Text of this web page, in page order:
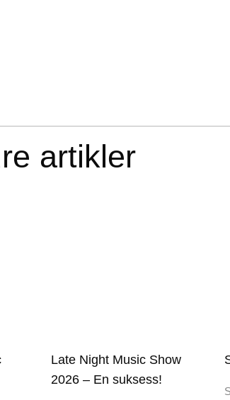
artikler
Late Night Music Show
2026 – En suksess!